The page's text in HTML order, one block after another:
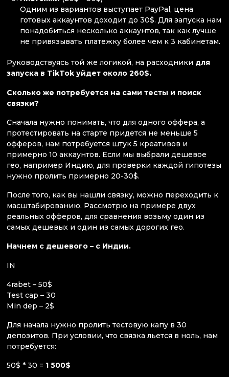
Одним из вариантов выступает PayPal, цена
готовых аккаунтов доходит до 30$. Для запуска нам
понадобиться несколько аккаунтов, так как лучше
не привязывать платежку более чем к 3 кабинетам.
Руководствуясь той же логикой, на расходники для
запуска в TikTok уйдет около 260$.
Сколько же потребуется на сами тесты и поиск
связки?
Сначала нужно понимать, что для одного оффера, а
протестировать на старте придется не меньше 5
офферов, нам потребуется штук 5 креативов и
примерно 10 аккаунтов. Если мы выбрали дешевое
гео, например Индию, для проверки каждой гипотезы
нужно пролить примерно 20-30$.
После того, как вы нашли связку, можно переходить к
масштабированию. Рассмотрю на примере двух
реальных офферов, для сравнения возьму один из
самых дешевых и один из самых дорогих гео.
Начнем с дешевого – с Индии.
IN
4rabet – 50$
Test cap – 30
Min dep – 2$
Для начала нужно пролить тестовую капу в 30
депозитов. При условии, что связка льется в ноль, нам
потребуется:
50$ * 30 = 1 500$